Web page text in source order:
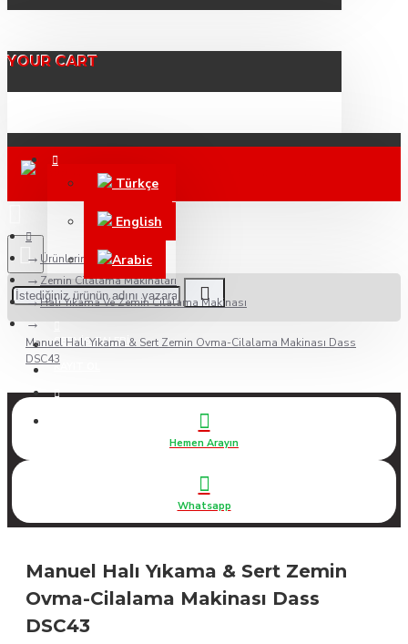
YOUR CART
Türkçe
English
Arabic
BAYILERIMIZ
SERVIS TALEBI
KAYIT OL
Ürünlerimiz
Zemin Cilalama Makinaları
Halı Yıkama Ve Zemin Cilalama Makinası
Manuel Halı Yıkama & Sert Zemin Ovma-Cilalama Makinası Dass
DSC43
Hemen Arayın
Whatsapp
Manuel Halı Yıkama & Sert Zemin
Ovma-Cilalama Makinası Dass
DSC43